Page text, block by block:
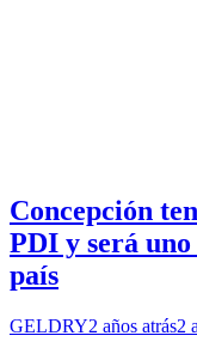
Concepción
PDI y será uno
país
GELDRY2 años atrás2